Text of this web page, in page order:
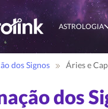
ASTROLOGIA
dos Signos Áries e
dos